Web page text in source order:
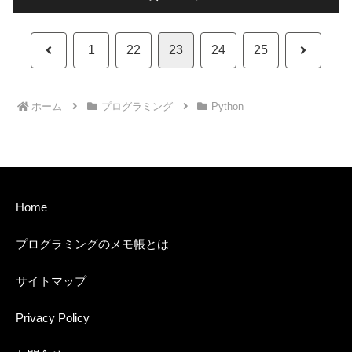
前 1 22 23 24 25 次
ホーム プログラミング Python
Home
プログラミングのメモ帳とは
サイトマップ
Privacy Policy